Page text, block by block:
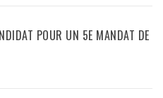
POUR UN 5E MANDAT DE